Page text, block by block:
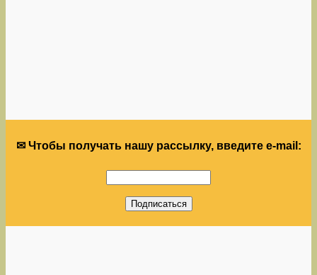
✉ Чтобы получать нашу рассылку, введите e-mail: